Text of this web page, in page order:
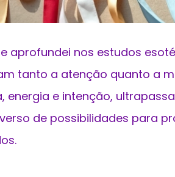
aprofundei nos estudos
tanto a atenção quanto a
energia e intenção,
de possibilidades para